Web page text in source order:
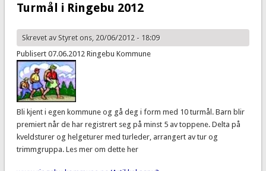
Turmål i Ringebu 2012
Skrevet avStyretons, 20/06/2012 - 18:09
Publisert 07.06.2012 Ringebu Kommune
Bli kjent i egen kommune og gå deg i form med 10 turmål. Barn blir
premiert når de har registrert seg på minst 5 av toppene. Delta på
kveldsturer og helgeturer med turleder, arrangert av tur og
trimmgruppa. Les mer om dette her